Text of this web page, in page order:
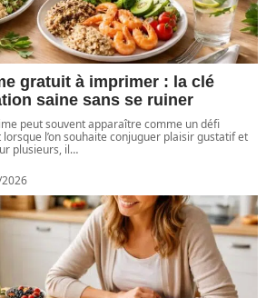
gratuit à imprimer : la clé
saine sans se ruiner
peut souvent apparaître comme un défi
l’on souhaite conjuguer plaisir gustatif et
plusieurs, il…